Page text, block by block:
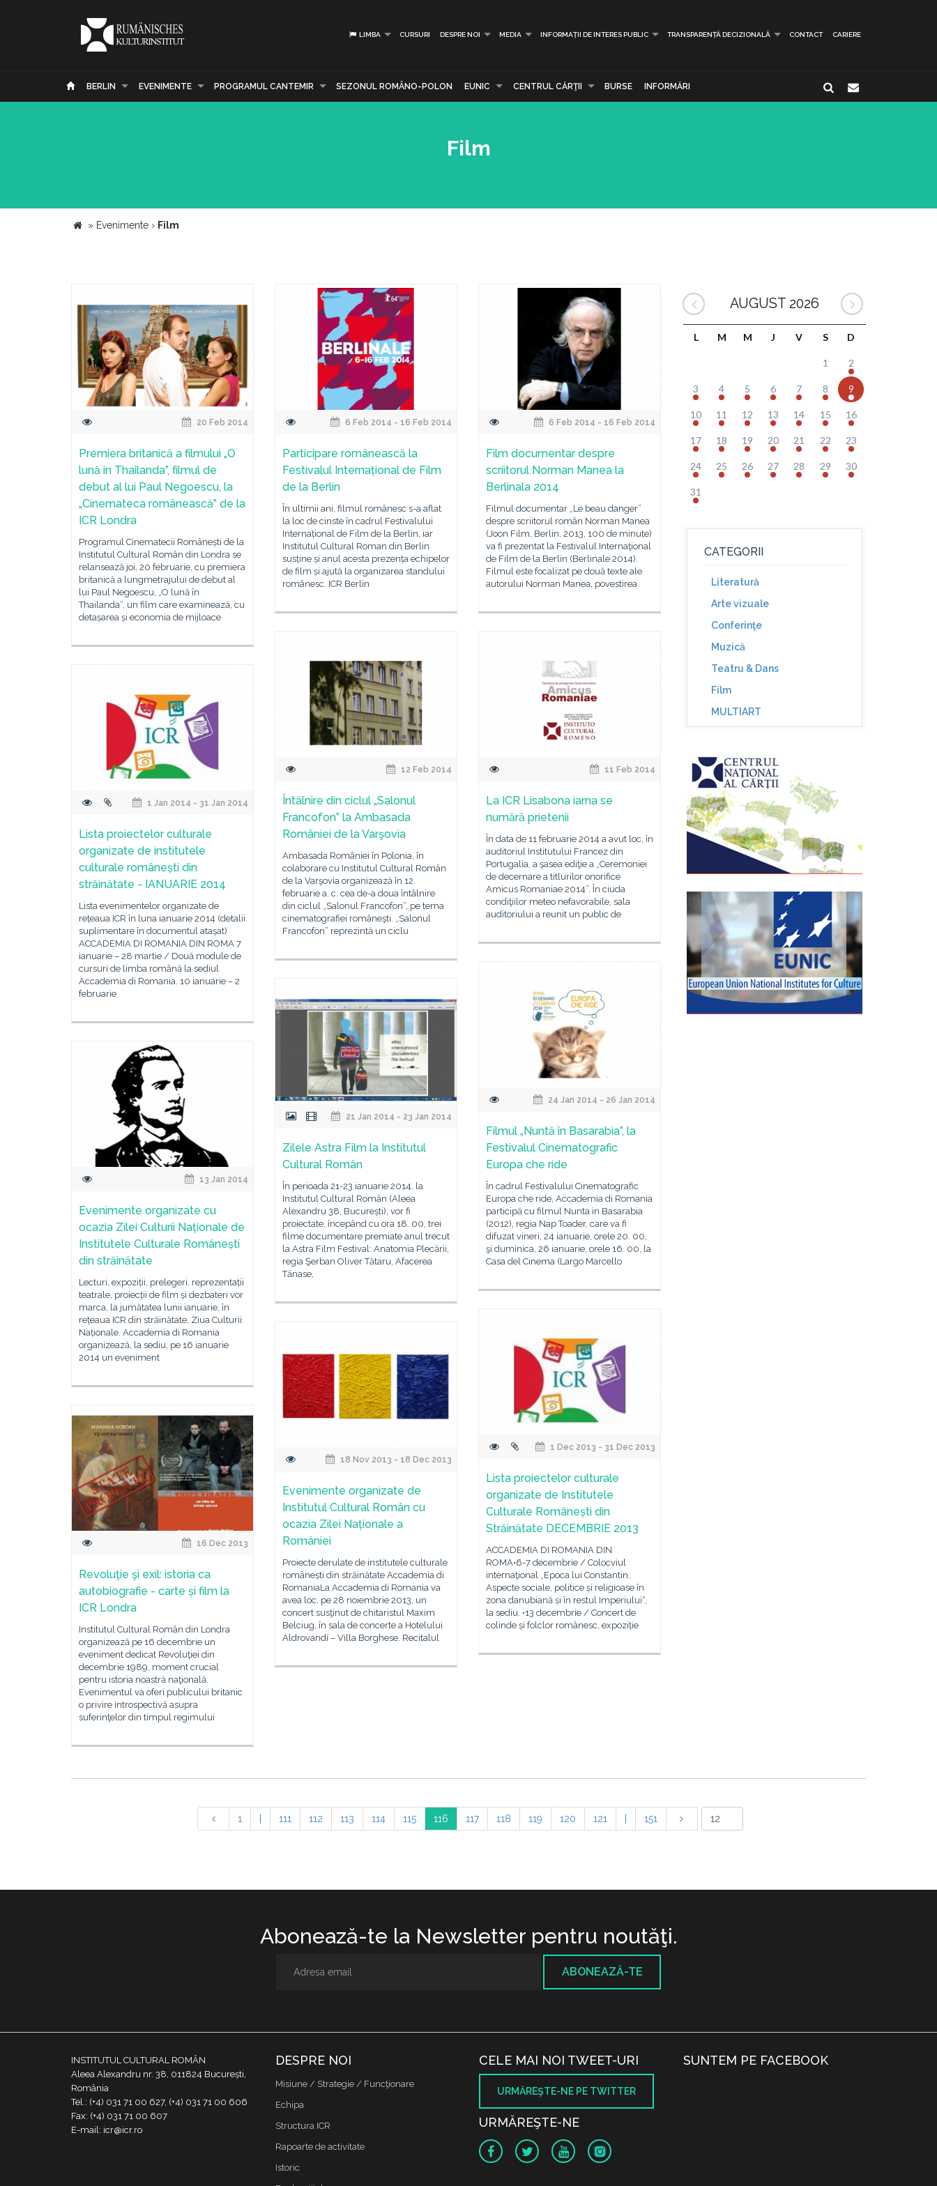
LIMBA CURSURI DESPRE NOI MEDIA INFORMAȚII DE INTERES PUBLIC TRANSPARENȚĂ DECIZIONALĂ CONTACT CARIERE
BERLIN EVENIMENTE PROGRAMUL CANTEMIR SEZONUL ROMÂNO-POLON EUNIC CENTRUL CĂRŢII BURSE INFORMĂRI
Film
» Evenimente › Film
20 Feb 2014
Premiera britanică a filmului „O
lună în Thailanda”, filmul de
debut al lui Paul Negoescu, la
„Cinemateca românească” de la
ICR Londra
Programul Cinematecii Românești de la
Institutul Cultural Român din Londra se
relansează joi, 20 februarie, cu premiera
britanică a lungmetrajului de debut al
lui Paul Negoescu, „O lună în
Thailanda”, un film care examinează, cu
detașarea și economia de mijloace
6 Feb 2014 - 16 Feb 2014
Participare românească la
Festivalul Internațional de Film
de la Berlin
În ultimii ani, filmul românesc s-a aflat
la loc de cinste în cadrul Festivalului
Internațional de Film de la Berlin, iar
Institutul Cultural Roman din Berlin
susține și anul acesta prezența echipelor
de film și ajută la organizarea standului
românesc. ICR Berlin
6 Feb 2014 - 16 Feb 2014
Film documentar despre
scriitorul Norman Manea la
Berlinala 2014
Filmul documentar „Le beau danger”
despre scriitorul român Norman Manea
(Joon Film, Berlin, 2013, 100 de minute)
va fi prezentat la Festivalul Internaţional
de Film de la Berlin (Berlinale 2014).
Filmul este focalizat pe două texte ale
autorului Norman Manea, povestirea
12 Feb 2014
Întâlnire din ciclul „Salonul
Francofon” la Ambasada
României de la Varşovia
Ambasada României în Polonia, în
colaborare cu Institutul Cultural Român
de la Varşovia organizează în 12
februarie a. c. cea de-a doua întâlnire
din ciclul „Salonul Francofon”, pe tema
cinematografiei româneşti. „Salonul
Francofon” reprezintă un ciclu
11 Feb 2014
La ICR Lisabona iarna se
numără prietenii
În data de 11 februarie 2014 a avut loc, în
auditoriul Institutului Francez din
Portugalia, a şasea ediţie a „Ceremoniei
de decernare a titlurilor onorifice
Amicus Romaniae 2014”. În ciuda
condiţiilor meteo nefavorabile, sala
auditoriului a reunit un public de
1 Jan 2014 - 31 Jan 2014
Lista proiectelor culturale
organizate de institutele
culturale românești din
străinătate - IANUARIE 2014
Lista evenimentelor organizate de
rețeaua ICR în luna ianuarie 2014 (detalii
suplimentare în documentul atașat)
ACCADEMIA DI ROMANIA DIN ROMA 7
ianuarie – 28 martie / Două module de
cursuri de limba română la sediul
Accademia di Romania. 10 ianuarie – 2
februarie
24 Jan 2014 - 26 Jan 2014
Filmul „Nuntă în Basarabia”, la
Festivalul Cinematografic
Europa che ride
În cadrul Festivalului Cinematografic
Europa che ride, Accademia di Romania
participă cu filmul Nunta in Basarabia
(2012), regia Nap Toader, care va fi
difuzat vineri, 24 ianuarie, orele 20. 00,
şi duminica, 26 ianuarie, orele 16. 00, la
Casa del Cinema (Largo Marcello
21 Jan 2014 - 23 Jan 2014
Zilele Astra Film la Institutul
Cultural Român
În perioada 21-23 ianuarie 2014, la
Institutul Cultural Român (Aleea
Alexandru 38, București), vor fi
proiectate, începând cu ora 18. 00, trei
filme documentare premiate anul trecut
la Astra Film Festival: Anatomia Plecării,
regia Şerban Oliver Tătaru, Afacerea
Tănase,
13 Jan 2014
Evenimente organizate cu
ocazia Zilei Culturii Naționale de
Institutele Culturale Românești
din străinătate
Lecturi, expoziții, prelegeri, reprezentații
teatrale, proiecții de film și dezbateri vor
marca, la jumătatea lunii ianuarie, în
rețeaua ICR din străinătate, Ziua Culturii
Naționale. Accademia di Romania
organizează, la sediu, pe 16 ianuarie
2014 un eveniment
1 Dec 2013 - 31 Dec 2013
Lista proiectelor culturale
organizate de Institutele
Culturale Românești din
Străinătate DECEMBRIE 2013
ACCADEMIA DI ROMANIA DIN
ROMA•6-7 decembrie / Colocviul
internaţional „Epoca lui Constantin.
Aspecte sociale, politice și religioase în
zona danubiană și în restul Imperiului“,
la sediu. •13 decembrie / Concert de
colinde și folclor românesc, expoziție
18 Nov 2013 - 18 Dec 2013
Evenimente organizate de
Institutul Cultural Român cu
ocazia Zilei Naționale a
României
Proiecte derulate de institutele culturale
românești din străinătate Accademia di
RomaniaLa Accademia di Romania va
avea loc, pe 28 noiembrie 2013, un
concert susţinut de chitaristul Maxim
Belciug, în sala de concerte a Hotelului
Aldrovandi – Villa Borghese. Recitalul
16 Dec 2013
Revoluţie şi exil: istoria ca
autobiografie - carte și film la
ICR Londra
Institutul Cultural Român din Londra
organizează pe 16 decembrie un
eveniment dedicat Revoluţiei din
decembrie 1989, moment crucial
pentru istoria noastră naţională.
Evenimentul va oferi publicului britanic
o privire introspectivă asupra
suferinţelor din timpul regimului
AUGUST 2026
L M M J V S D
1 2
3 4 5 6 7 8 9
10 11 12 13 14 15 16
17 18 19 20 21 22 23
24 25 26 27 28 29 30
31
CATEGORII
Literatură
Arte vizuale
Conferinţe
Muzică
Teatru & Dans
Film
MULTIART
1 111 112 113 114 115 116 117 118 119 120 121 151
Abonează-te la Newsletter pentru noutăţi.
ABONEAZĂ-TE
INSTITUTUL CULTURAL ROMÂN
Aleea Alexandru nr. 38, 011824 București,
România
Tel.: (+4) 031 71 00 627, (+4) 031 71 00 606
Fax: (+4) 031 71 00 607
E-mail: icr@icr.ro
DESPRE NOI
Misiune / Strategie / Funcţionare
Echipa
Structura ICR
Rapoarte de activitate
Istoric
CELE MAI NOI TWEET-URI
URMĂREŞTE-NE PE TWITTER
URMĂREŞTE-NE
SUNTEM PE FACEBOOK